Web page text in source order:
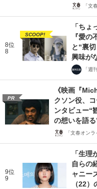
「文
8位
8
SCOOP!
「ち
『愛
と“裏
興味が
「週
PR
《映画『
クソン役、
ンタビュー“
の想いを語る
「文春オン
9位
9
「生理
自らの
ャニー
（22